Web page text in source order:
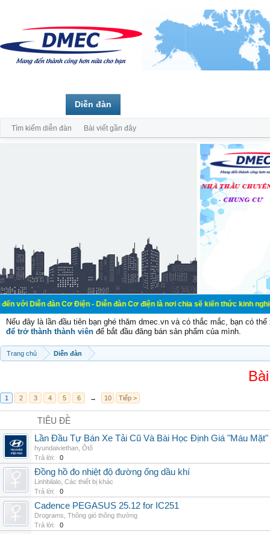
đàn Cơ Điện - Diễn đàn Cơ điện là nơi chia sẽ kiến thức kinh nghiệm
Nếu đây là lần đầu tiên bạn ghé thăm dmec.vn và có thắc mắc, bạn có
để trở thành thành viên để bắt đầu đăng bán sản phẩm của mình.
Trang chủ Diễn đàn
1 2 3 4 5 6 → 10 Tiếp >
TIÊU ĐỀ
Lần Đầu Tự Bán Xe Tải Cũ Và Bài Học Định Giá "Máu
hyundaiviethan Ôtô
Trả lời:
0
Đồng hồ đo nhiệt độ đường ống dầu khí
Linhbilalo Các thiết bị khác
Trả lời:
0
Cadence PEGASUS 25.12 for IC251
Drograms Thông gió thông thường
Trả lời:
0
Diễn đàn
Tìm kiếm diễn đàn Bài viết gần đây